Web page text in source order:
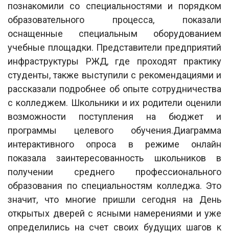
познакомили со специальностями и порядком
образовательного процесса, показали
оснащенные специальным оборудованием
учебные площадки. Представители предприятий
инфраструктуры РЖД, где проходят практику
студенты, также выступили с рекомендациями и
рассказали подробнее об опыте сотрудничества
с колледжем. Школьники и их родители оценили
возможности поступления на бюджет и
программы целевого обучения.Диаграмма
интерактивного опроса в режиме онлайн
показала заинтересованность школьников в
получении среднего профессионального
образования по специальностям колледжа. Это
значит, что многие пришли сегодня на День
открытых дверей с ясными намерениями и уже
определились на счет своих будущих шагов к